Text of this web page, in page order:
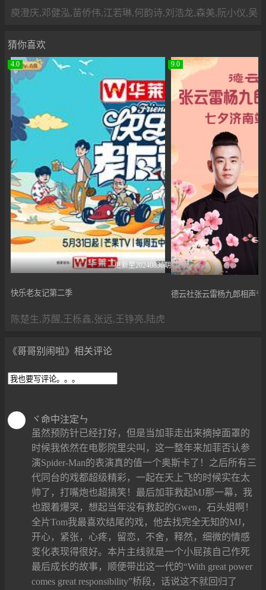
庾澄庆,邓健泓,苗侨伟,江若琳,何韵诗,刘浩龙,森美,阮小仪,吴
猜你喜欢
4.0
更新至20240830期
快乐老友记第二季
陈楚生,苏醒,王栎鑫,张远,王铮亮,陆虎
9.0
德云社张云雷杨九郎相声
《哥哥别闹啦》相关评论
ヾ命中注定ㄣ
虽然预防针已经打好，但是当加菲走出来摘掉面罩的
时候我依然在电影院里尖叫，这一整年来加菲否认参
演Spider-Man的表演真的值一个奥斯卡了！之后所有三
代同台的戏都超级精彩，一起在天上飞的时候实在太
帅了，打嘴炮也超搞笑！最后加菲救起MJ那一幕，我
也跟着爆哭，想起当年没有救起的Gwen，石头姐啊！
全片Tom我最喜欢结尾的戏，他去找完全无知的MJ，
开心，紧张，心疼，留恋，不舍，释然，细微的情感
变化表现得很好。本片主线就是一个小屁孩自己作死
最后成长的故事，顺便带出这一代的“With great power
comes great responsibility”桥段，话说这不就回归了